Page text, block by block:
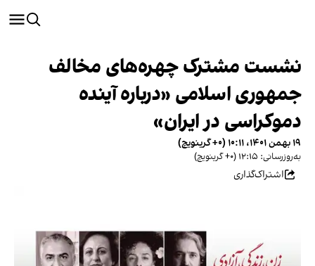
نشست مشترک چهره‌های مخالف
جمهوری اسلامی «درباره آینده
دموکراسی در ایران»
۱۹ بهمن ۱۴۰۱، ۱۰:۱۱ (‎+۰ گرینویچ)
به‌روزرسانی: ۱۲:۱۵ (‎+۰ گرینویچ)
اشتراک‌گذاری